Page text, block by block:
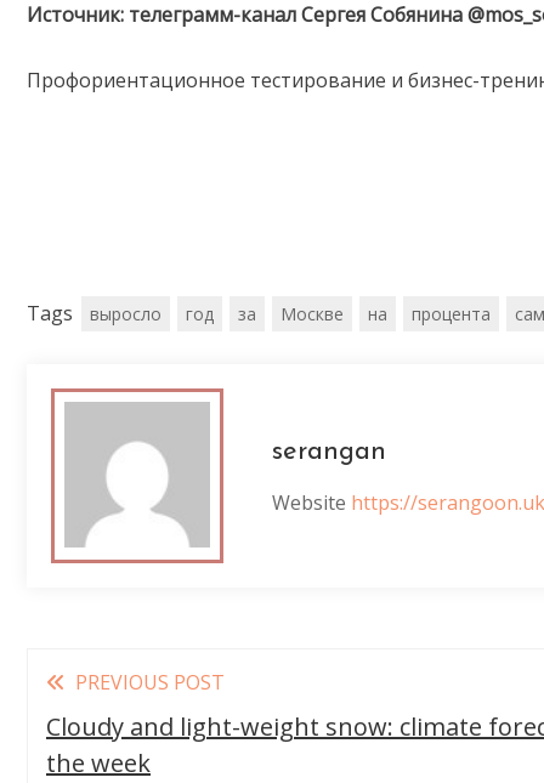
Источник: телеграмм-канал Сергея Собянина
Профориентационное тестирование и бизнес-
Tags выросло год за Москве на процента
serangan
Website https://
Read
more
articles
PREVIOUS POST
Cloudy and light-weight snow: climate
the week